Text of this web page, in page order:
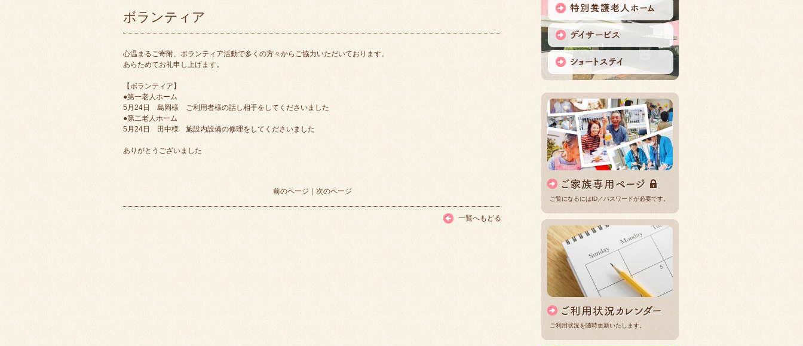
ボランティア
心温まるご寄附、ボランティア活動で多くの方々からご協力いただいております。
あらためてお礼申し上げます。
【ボランティア】
●第一老人ホーム
5月24日 島岡様 ご利用者様の話し相手をしてくださいました
●第二老人ホーム
5月24日 田中様 施設内設備の修理をしてくださいました
ありがとうございました
前のページ 次のページ
一覧へもどる
ご覧になるにはID／パスワードが必要です。
ご利用状況を随時更新いたします。